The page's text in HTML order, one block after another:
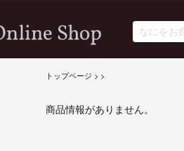
トップページ > >
商品情報がありません。